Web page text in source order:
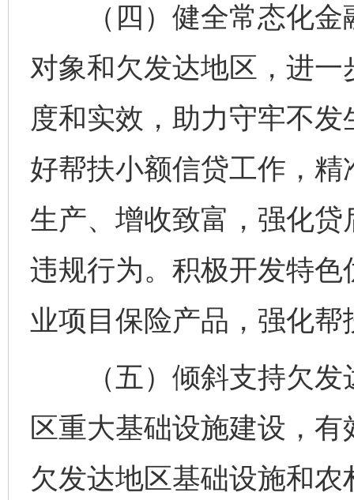
（四）健全常态化金
对象和欠发达地区，进
度和实效，助力守牢不
好帮扶小额信贷工作，
生产、增收致富，强化贷
违规行为。积极开发特
业项目保险产品，强化
（五）倾斜支持欠发
区重大基础设施建设，
欠发达地区基础设施和